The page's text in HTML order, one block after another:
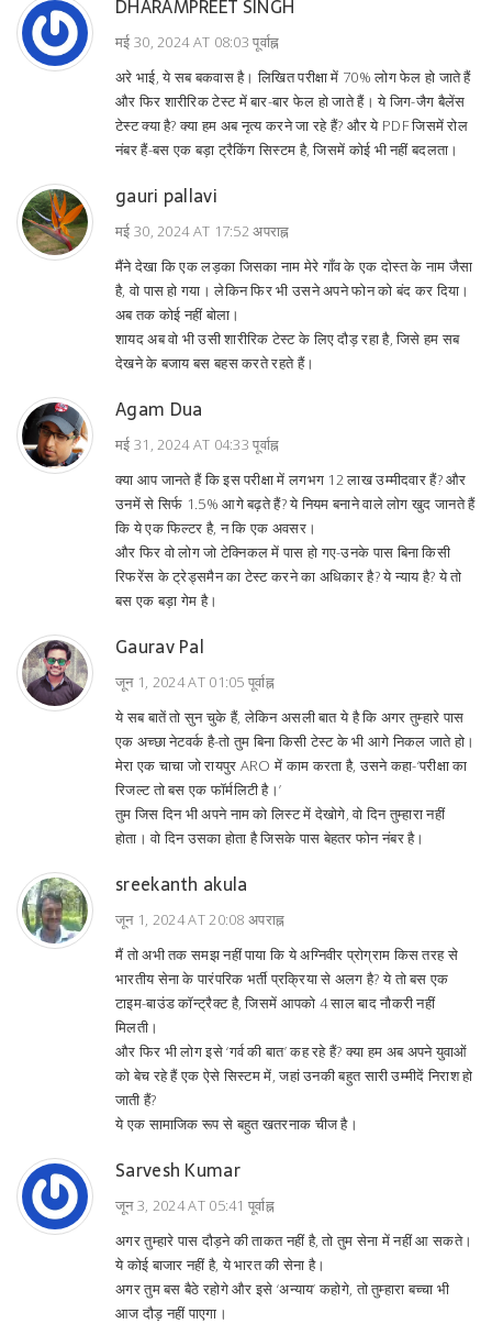
DHARAMPREET SINGH
मई 30, 2024 AT 08:03 पूर्वाह्न
अरे भाई, ये सब बकवास है। लिखित परीक्षा में 70% लोग फेल हो जाते हैं
और फिर शारीरिक टेस्ट में बार-बार फेल हो जाते हैं। ये जिग-जैग बैलेंस
टेस्ट क्या है? क्या हम अब नृत्य करने जा रहे हैं? और ये PDF जिसमें रोल
नंबर हैं-बस एक बड़ा ट्रैकिंग सिस्टम है, जिसमें कोई भी नहीं बदलता।
gauri pallavi
मई 30, 2024 AT 17:52 अपराह्न
मैंने देखा कि एक लड़का जिसका नाम मेरे गाँव के एक दोस्त के नाम जैसा
है, वो पास हो गया। लेकिन फिर भी उसने अपने फोन को बंद कर दिया।
अब तक कोई नहीं बोला।
शायद अब वो भी उसी शारीरिक टेस्ट के लिए दौड़ रहा है, जिसे हम सब
देखने के बजाय बस बहस करते रहते हैं।
Agam Dua
मई 31, 2024 AT 04:33 पूर्वाह्न
क्या आप जानते हैं कि इस परीक्षा में लगभग 12 लाख उम्मीदवार हैं? और
उनमें से सिर्फ 1.5% आगे बढ़ते हैं? ये नियम बनाने वाले लोग खुद जानते हैं
कि ये एक फिल्टर है, न कि एक अवसर।
और फिर वो लोग जो टेक्निकल में पास हो गए-उनके पास बिना किसी
रिफरेंस के ट्रेड्समैन का टेस्ट करने का अधिकार है? ये न्याय है? ये तो
बस एक बड़ा गेम है।
Gaurav Pal
जून 1, 2024 AT 01:05 पूर्वाह्न
ये सब बातें तो सुन चुके हैं, लेकिन असली बात ये है कि अगर तुम्हारे पास
एक अच्छा नेटवर्क है-तो तुम बिना किसी टेस्ट के भी आगे निकल जाते हो।
मेरा एक चाचा जो रायपुर ARO में काम करता है, उसने कहा-‘परीक्षा का
रिजल्ट तो बस एक फॉर्मलिटी है।’
तुम जिस दिन भी अपने नाम को लिस्ट में देखोगे, वो दिन तुम्हारा नहीं
होता। वो दिन उसका होता है जिसके पास बेहतर फोन नंबर है।
sreekanth akula
जून 1, 2024 AT 20:08 अपराह्न
मैं तो अभी तक समझ नहीं पाया कि ये अग्निवीर प्रोग्राम किस तरह से
भारतीय सेना के पारंपरिक भर्ती प्रक्रिया से अलग है? ये तो बस एक
टाइम-बाउंड कॉन्ट्रैक्ट है, जिसमें आपको 4 साल बाद नौकरी नहीं
मिलती।
और फिर भी लोग इसे ‘गर्व की बात’ कह रहे हैं? क्या हम अब अपने युवाओं
को बेच रहे हैं एक ऐसे सिस्टम में, जहां उनकी बहुत सारी उम्मीदें निराश हो
जाती हैं?
ये एक सामाजिक रूप से बहुत खतरनाक चीज है।
Sarvesh Kumar
जून 3, 2024 AT 05:41 पूर्वाह्न
अगर तुम्हारे पास दौड़ने की ताकत नहीं है, तो तुम सेना में नहीं आ सकते।
ये कोई बाजार नहीं है, ये भारत की सेना है।
अगर तुम बस बैठे रहोगे और इसे ‘अन्याय’ कहोगे, तो तुम्हारा बच्चा भी
आज दौड़ नहीं पाएगा।